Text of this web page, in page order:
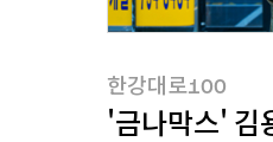
한강대로100
'금나막스' 김